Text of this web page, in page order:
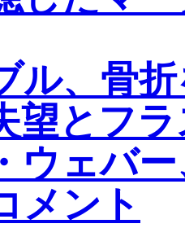
ル、骨
望とフ
ウェバ
メント